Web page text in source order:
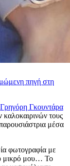
πηγή στη
Γρηγόρη Γκουντάρα
καλοκαιρινών τους
μέσα
φωτογραφία με
μικρό μου… Το